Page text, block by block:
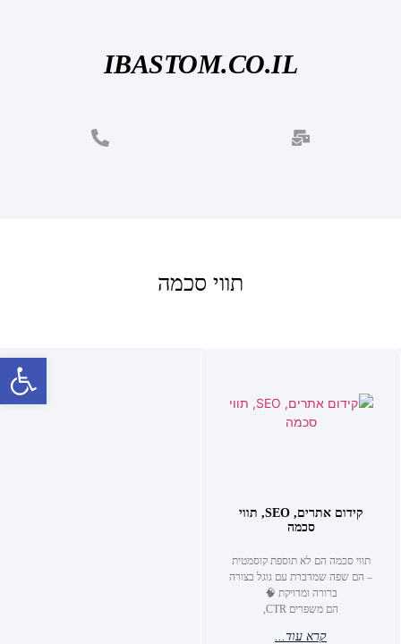
פתח סרגל נגישות
IBASTOM.CO.IL
תווי סכמה
קידום אתרים, SEO, תווי
סכמה
תווי סכמה הם לא תוספת קוסמטית
– הם שפה שמדברת עם גוגל בצורה
ברורה ומדויקת 🧠
הם משפרים CTR,
קרא עוד...